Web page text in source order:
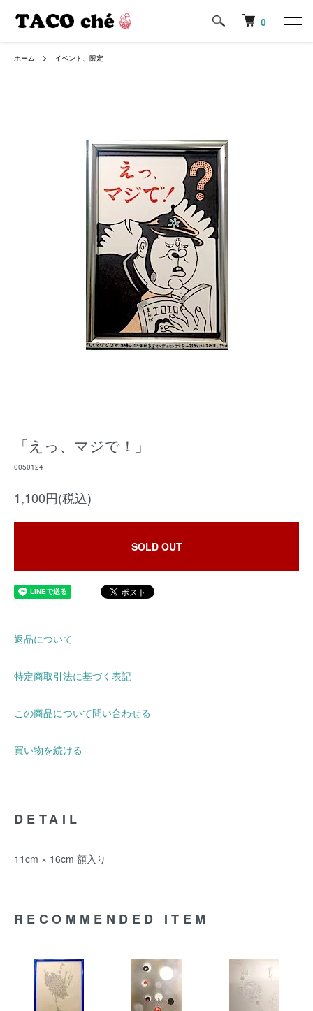
0
ホーム イベント、限定
「えっ、マジで！」
0050124
1,100円(税込)
SOLD OUT
返品について
特定商取引法に基づく表記
この商品について問い合わせる
買い物を続ける
DETAIL
11cm × 16cm 額入り
RECOMMENDED ITEM